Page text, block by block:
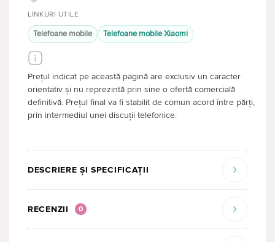
LINKURI UTILE
Telefoane mobile Telefoane mobile Xiaomi
Prețul indicat pe această pagină are exclusiv un caracter
orientativ și nu reprezintă prin sine o ofertă comercială
definitivă. Prețul final va fi stabilit de comun acord între părți,
prin intermediul unei discuții telefonice.
DESCRIERE ȘI SPECIFICAȚII
RECENZII 0